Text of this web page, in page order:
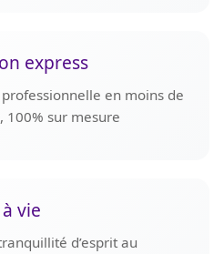
express
en moins de
100% sur mesure
vie
d’esprit au